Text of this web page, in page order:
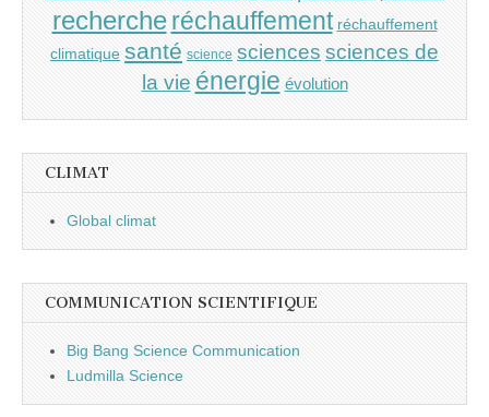
recherche réchauffement réchauffement
climatique santé science sciences sciences de
la vie énergie évolution
CLIMAT
Global climat
COMMUNICATION SCIENTIFIQUE
Big Bang Science Communication
Ludmilla Science